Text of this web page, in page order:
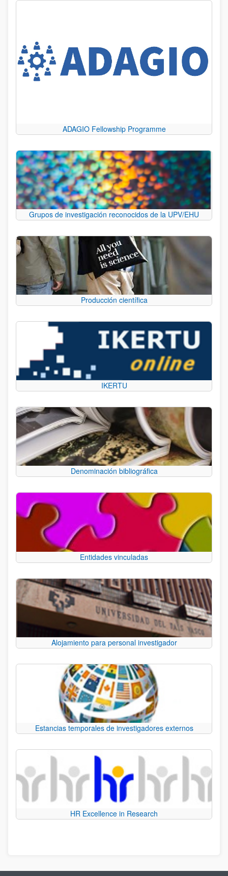
ADAGIO Fellowship Programme
Grupos de investigación reconocidos de la UPV/EHU
Producción científica
IKERTU
Denominación bibliográfica
Entidades vinculadas
Alojamiento para personal investigador
Estancias temporales de investigadores externos
HR Excellence in Research